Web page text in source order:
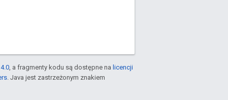
, a fragmenty kodu są dostępne na licencji
. Java jest zastrzeżonym znakiem